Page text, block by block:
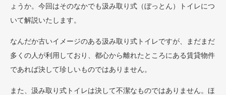
ょうか。今回はそのなかでも汲み取り式（ぼっとん）トイレにつ
いて解説いたします。
なんだか古いイメージのある汲み取り式トイレですが、まだまだ
多くの人が利用しており、都心から離れたところにある賃貸物件
であれば決して珍しいものではありません。
また、汲み取り式トイレは決して不潔なものではありません。ほ